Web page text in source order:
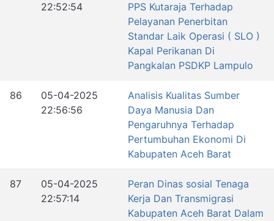
22:52:54
PPS Kutaraja Terhadap
Pelayanan Penerbitan
Standar Laik Operasi ( SLO )
Kapal Perikanan Di
Pangkalan PSDKP Lampulo
86
05-04-2025
22:56:56
Analisis Kualitas Sumber
Daya Manusia Dan
Pengaruhnya Terhadap
Pertumbuhan Ekonomi Di
Kabupaten Aceh Barat
87
05-04-2025
22:57:14
Peran Dinas sosial Tenaga
Kerja Dan Transmigrasi
Kabupaten Aceh Barat Dalam